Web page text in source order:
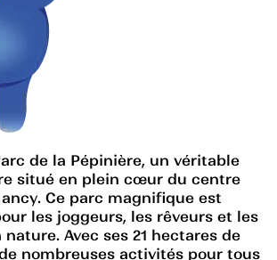
de la Pépinière, un véritable
situé en plein cœur du centre
Ce parc magnifique est
les joggeurs, les rêveurs et les
Avec ses 21 hectares de
nombreuses activités pour tous